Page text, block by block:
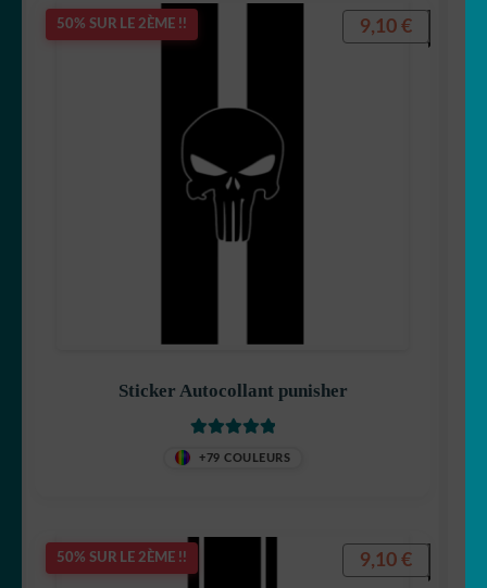
50% SUR LE 2ÈME !!
Sticker Autocollant punisher
+79 COULEURS
9,10 €
50% SUR LE 2ÈME !! 9,10 €